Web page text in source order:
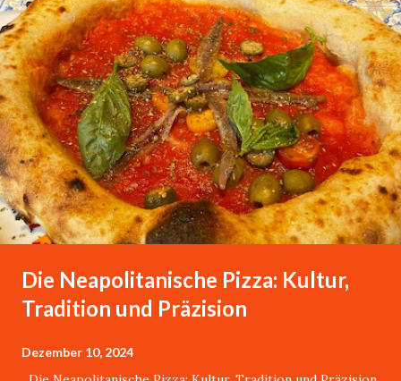
Die Neapolitanische Pizza: Kultur,
Tradition und Präzision
Dezember 10, 2024